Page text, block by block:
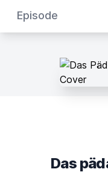
Episode
Das